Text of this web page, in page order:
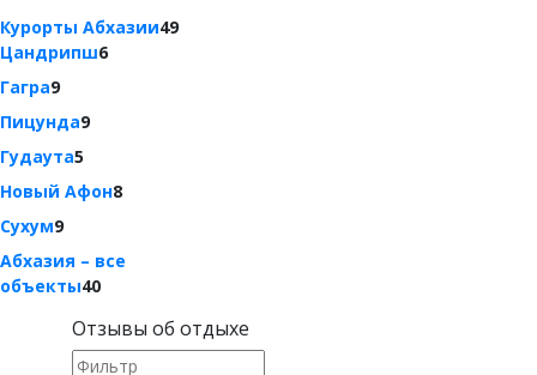
Курорты Абхазии49
Цандрипш6
Гагра9
Пицунда9
Гудаута5
Новый Афон8
Сухум9
Абхазия – все
объекты40
Отзывы об отдыхе